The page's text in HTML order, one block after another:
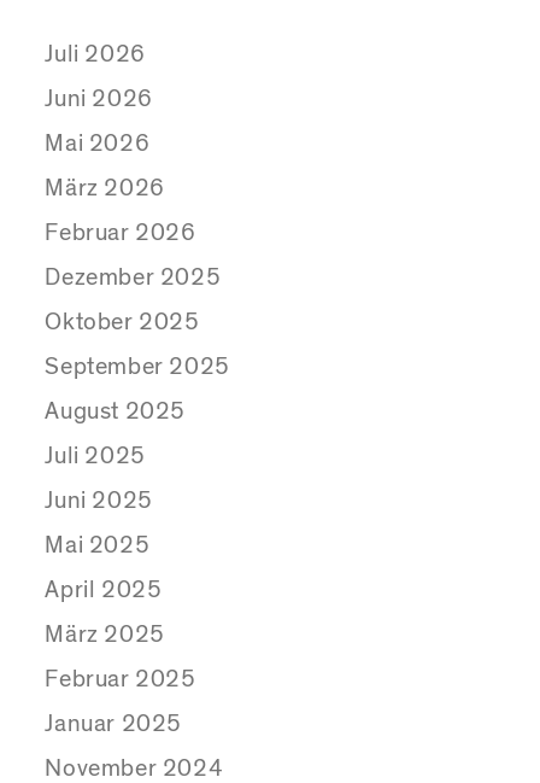
Juli 2026
Juni 2026
Mai 2026
März 2026
Februar 2026
Dezember 2025
Oktober 2025
September 2025
August 2025
Juli 2025
Juni 2025
Mai 2025
April 2025
März 2025
Februar 2025
Januar 2025
November 2024